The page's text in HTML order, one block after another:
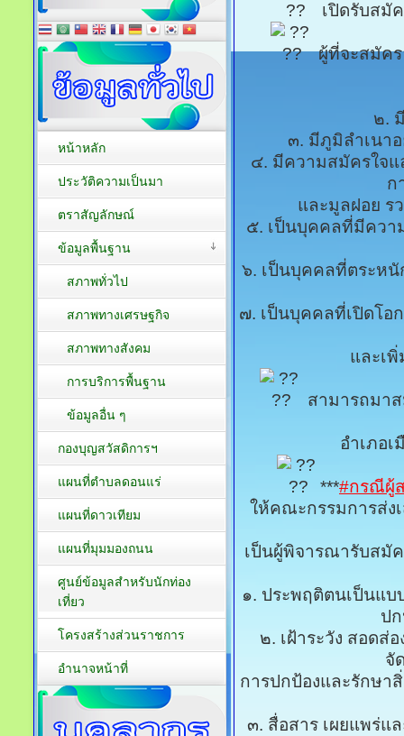
เปิดรับสมั
ผู้ที่จะสมัคร
๒.
๓. มีภูมิลำเนา
๔. มีความสมัครใจแ
ก
และมูลฝอย ร
๕. เป็นบุคคลที่มีควา
๖. เป็นบุคคลที่ตระหนั
๗. เป็นบุคคลที่เปิดโอ
และเ
สามารถมา
อำเภอ
***#กรณีผู้
ให้คณะกรรมการส่ง
เป็นผู้พิจารณารับสมั
๑. ประพฤติตนเป็นแบ
ป
๒. เฝ้าระวัง สอดส่
จั
การปกป้องและรักษา
๓. สื่อสาร เผยแพร่แ
หน้าหลัก
ประวัติความเป็นมา
ตราสัญลักษณ์
ข้อมูลพื้นฐาน
สภาพทั่วไป
สภาพทางเศรษฐกิจ
สภาพทางสังคม
การบริการพื้นฐาน
ข้อมูลอื่น ๆ
กองบุญสวัสดิการฯ
แผนที่ตำบลดอนแร่
แผนที่ดาวเทียม
แผนที่มุมมองถนน
ศูนย์ข้อมูลสำหรับนักท่อง
เที่ยว
โครงสร้างส่วนราชการ
อำนาจหน้าที่